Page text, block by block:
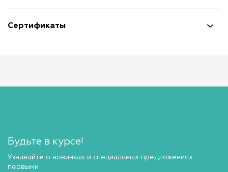
Сертификаты
Будьте в курсе!
Узнавайте о новинках и специальных предложениях
первыми